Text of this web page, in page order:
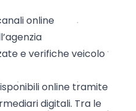
online
e verifiche veicolo
online tramite
digitali. Tra le